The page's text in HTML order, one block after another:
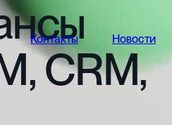
Контакты Новости
CRM,